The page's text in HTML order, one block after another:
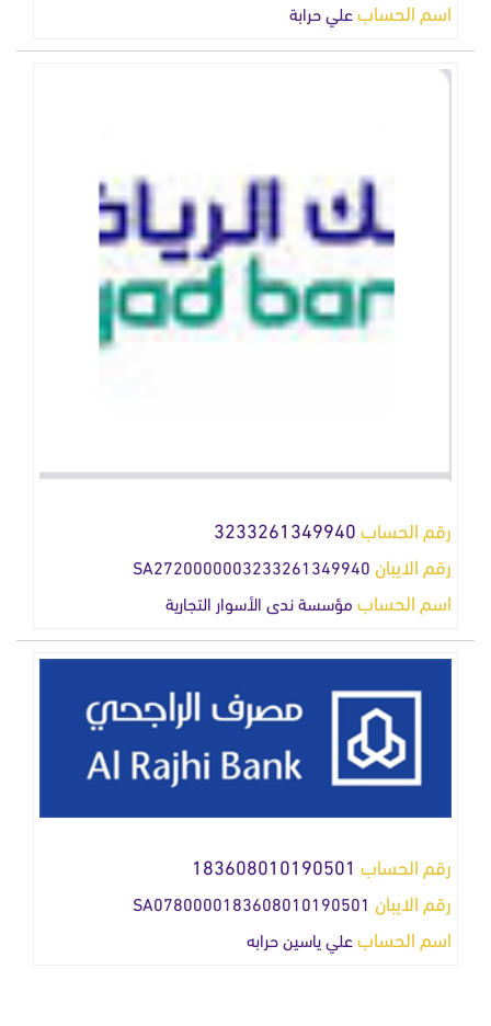
اسم الحسابعلي حرابة
رقم الحساب3233261349940
رقم الايبان SA2720000003233261349940
اسم الحساب مؤسسة ندى الأسوار التجارية
رقم الحساب 183608010190501
رقم الايبان SA0780000183608010190501
اسم الحساب علي ياسين حرابه